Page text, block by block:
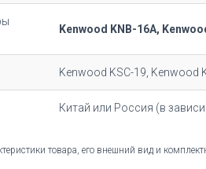
Kenwood KNB-16A,
Kenwood KSC-19, Kenwood
Китай или Россия (в
товара, его внешний вид и